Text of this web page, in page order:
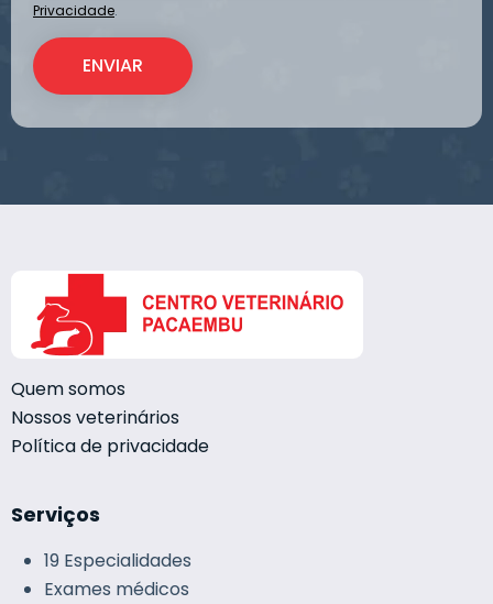
Privacidade.
Quem somos
Nossos veterinários
Política de privacidade
Serviços
19 Especialidades
Exames médicos